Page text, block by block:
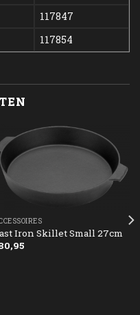
117847
117854
Iron Skillet Small 27cm